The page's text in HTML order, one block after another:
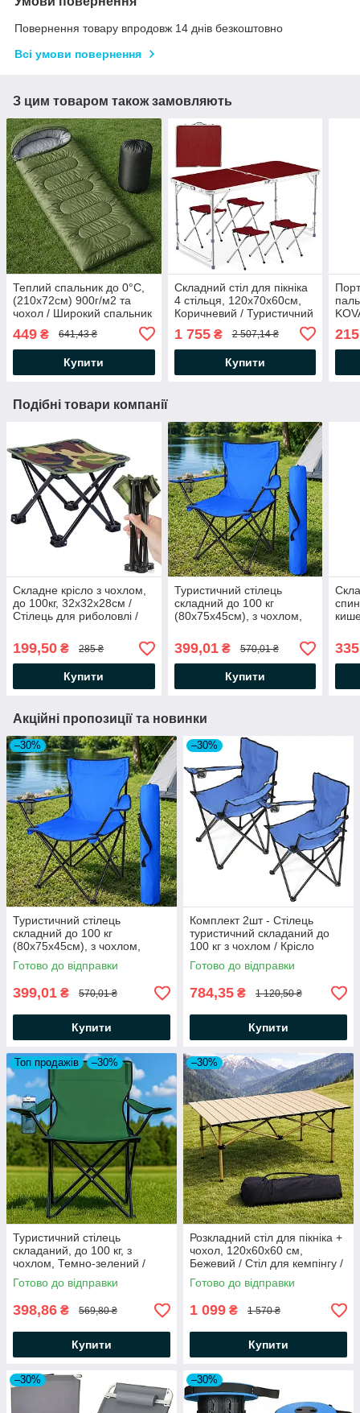
Повернення товару впродовж 14 днів безкоштовно
Всі умови повернення
З цим товаром також замовляють
Теплий спальник до 0°C,
(210х72см) 900г/м2 та
чохол / Широкий спальник
спальний мішок ковдра
449 ₴ 641,43 ₴
Купити
Складний стіл для пікніка
4 стільця, 120х70х60см,
Коричневий / Туристичний
стіл розкладний / Стіл для
кемпінгу
1 755₴ 2 507,14 ₴
Купити
Подібні товари компанії
Складне крісло з чохлом,
до 100кг, 32x32x28см /
Стілець для риболовлі /
Кемпінговий стілець
199,50 ₴ 285 ₴
Купити
Туристичний стілець
складний до 100 кг
(80х75х45см), з чохлом,
для риболовлі та пікніка
399,01₴ 570,01 ₴
Купити
335
Акційні пропозиції та новинки
–30%
Туристичний стілець
складний до 100 кг
(80х75х45см), з чохлом,
Синій / Розкладний стілець
для риболовлі та пікніка
Готово до відправки
399,01 ₴ 570,01 ₴
Купити
–30%
Комплект 2шт - Стілець
туристичний складаний до
100 кг з чохлом / Крісло
складане похідне
Готово до відправки
784,35 ₴ 1 120,50 ₴
Купити
Топ продажів –30%
Туристичний стілець
складаний, до 100 кг, з
чохлом, Темно-зелений /
Розкладне крісло для
риболовлі та пікніка
Готово до відправки
398,86 ₴ 569,80 ₴
Купити
–30%
Розкладний стіл для пікніка +
чохол, 120х60х60 см,
Бежевий / Стіл для кемпінгу /
Туристичний столик
Готово до відправки
1 099 ₴ 1 570 ₴
Купити
–30% –30%